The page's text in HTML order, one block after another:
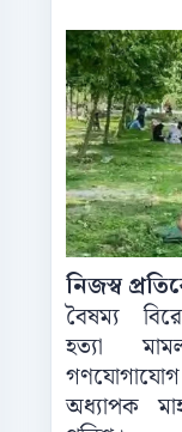
নিজস্ব
বৈষম্য
হত্যা
গণযোগাযোগ
অধ্যাপক